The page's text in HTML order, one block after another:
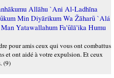
Allāhu `Ani Al-Ladhīna
Min Diyārikum Wa Žāharū `Alá
Yatawallahum Fa'ūlā'ika Humu
pour amis ceux qui vous ont combattus
et ont aidé à votre expulsion. Et ceux
(9)